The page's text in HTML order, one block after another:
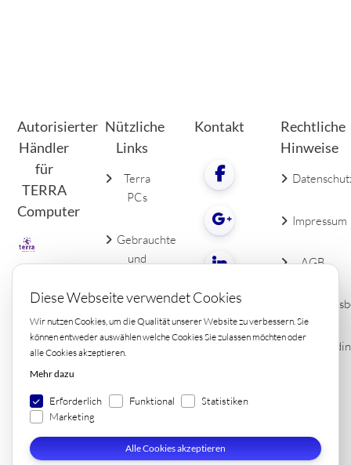
Diese Webseite verwendet Cookies
Wir nutzen Cookies, um die Qualität unserer Website zu verbessern. Sie
können entweder auswählen welche Cookies Sie zulassen möchten oder
alle Cookies akzeptieren.
Mehr dazu
Erforderlich Funktional
Statistiken
Marketing
Alle Cookies akzeptieren
Autorisierter
Händler
für
TERRA
Computer
Nützliche
Links
Terra
PCs
Gebrauchte
und
LCDs
PC
Zubehör
Kontakt
Rechtliche
Hinweise
Impressum
AGB
Copyright 2023 © by ELIN Consulting S.à r.l. - Création et